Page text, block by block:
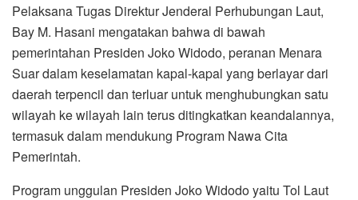
Pelaksana Tugas Direktur Jenderal Perhubungan Laut,
Bay M. Hasani mengatakan bahwa di bawah
pemerintahan Presiden Joko Widodo, peranan Menara
Suar dalam keselamatan kapal-kapal yang berlayar dari
daerah terpencil dan terluar untuk menghubungkan satu
wilayah ke wilayah lain terus ditingkatkan keandalannya,
termasuk dalam mendukung Program Nawa Cita
Pemerintah.
Program unggulan Presiden Joko Widodo yaitu Tol Laut